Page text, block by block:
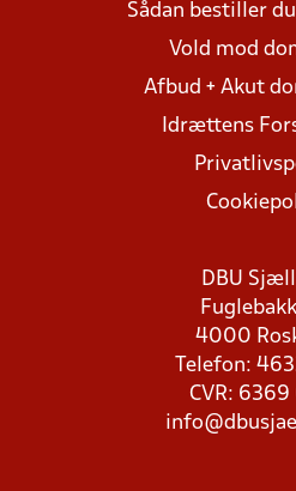
Sådan bestiller
Vold mod
Afbud + Akut
Idrættens
DBU
4000
Telefon:
CVR: 6369